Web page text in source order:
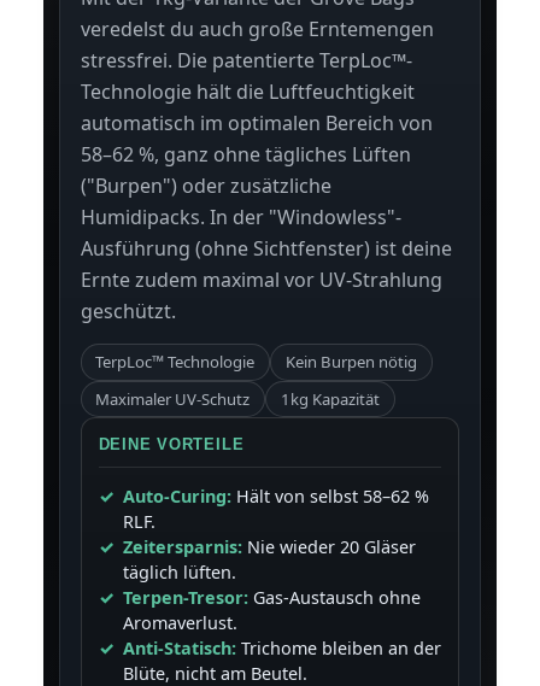
veredelst du auch große Erntemengen
stressfrei. Die patentierte TerpLoc™-
Technologie hält die Luftfeuchtigkeit
automatisch im optimalen Bereich von
58–62 %, ganz ohne tägliches Lüften
("Burpen") oder zusätzliche
Humidipacks. In der "Windowless"-
Ausführung (ohne Sichtfenster) ist deine
Ernte zudem maximal vor UV-Strahlung
geschützt.
TerpLoc™ Technologie
Kein Burpen nötig
Maximaler UV-Schutz
1kg Kapazität
DEINE VORTEILE
Auto-Curing:Hält von selbst 58–62 %
RLF.
Zeitersparnis:Nie wieder 20 Gläser
täglich lüften.
Terpen-Tresor:Gas-Austausch ohne
Aromaverlust.
Anti-Statisch:Trichome bleiben an der
Blüte, nicht am Beutel.